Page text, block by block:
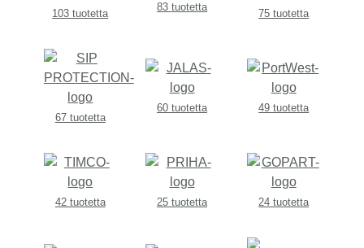
103 tuotetta
83 tuotetta
75 tuotetta
67 tuotetta
60 tuotetta 49 tuotetta
42 tuotetta 25 tuotetta 24 tuotetta